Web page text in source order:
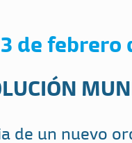
de febrero
de un nuevo